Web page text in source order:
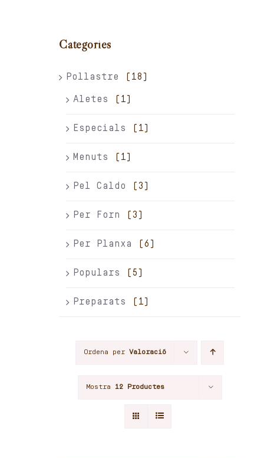
Categories
Pollastre (18)
Aletes (1)
Especials (1)
Menuts (1)
Pel Caldo (3)
Per Forn (3)
Per Planxa (6)
Populars (5)
Preparats (1)
Ordena per Valoració
Mostra 12 Productes